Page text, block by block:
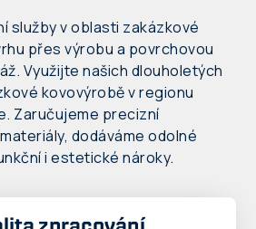
služby v oblasti zakázkové
přes výrobu a povrchovou
Využijte našich dlouholetých
kovovýrobě v regionu
Zaručujeme precizní
dodáváme odolné
i estetické nároky.